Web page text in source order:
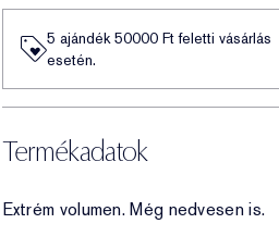
5 ajándék 50000​ Ft feletti vásárlás
esetén.
Termékadatok
Extrém volumen. Még nedvesen is.